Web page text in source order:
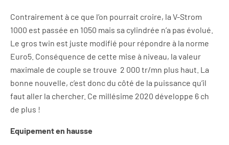
Contrairement à ce que l’on pourrait croire, la V-Strom
1000 est passée en 1050 mais sa cylindrée n’a pas évolué.
Le gros twin est juste modifié pour répondre à la norme
Euro5. Conséquence de cette mise à niveau, la valeur
maximale de couple se trouve 2 000 tr/mn plus haut. La
bonne nouvelle, c’est donc du côté de la puissance qu’il
faut aller la chercher. Ce millésime 2020 développe 6 ch
de plus !
Equipement en hausse